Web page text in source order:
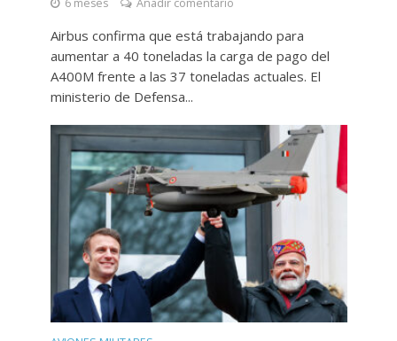
Airbus confirma que está trabajando para
aumentar a 40 toneladas la carga de pago del
A400M frente a las 37 toneladas actuales. El
ministerio de Defensa...